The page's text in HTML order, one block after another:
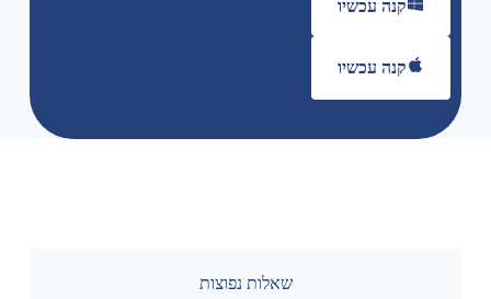
קנה עכשיו
קנה עכשיו
שאלות נפוצות